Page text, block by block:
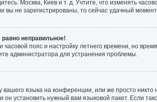
Москва, Киев и т. д. Учтите, что изменять
вы не зарегистрированы, то сейчас удачный
неправильное!
часовой пояс и настройку летнего времени, но
администратора для устранения проблемы.
вашего языка на конференции, или же просто
установить нужный вам языковой пакет. Если